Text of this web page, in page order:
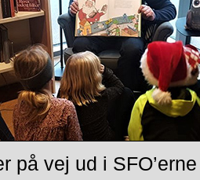
på vej ud i SFO’erne